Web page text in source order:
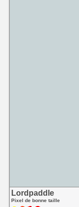
Lordpaddle
Pixel de bonne taille